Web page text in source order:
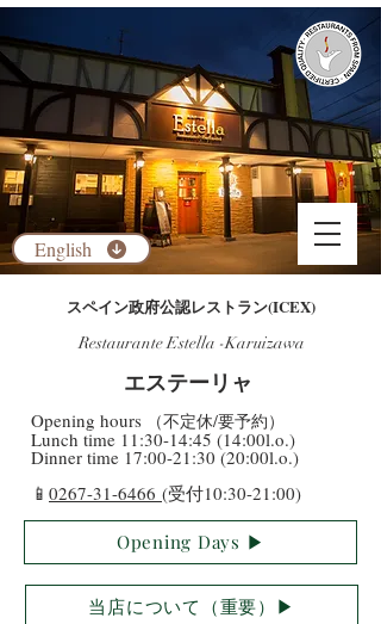
​スペイン政府公認レストラン(ICEX)
Restaurante Estella -Karuizawa
​エステーリャ
​Opening hours （不定休/要予約）
​Lunch time 11:30-14:45 (14:00l.o.)
Dinner time 17:00-21:30 (20:00l.o.)
​📱 0267-31-6466 (受付10:30-21:00)
Opening Days ▶︎
当店について（重要）▶︎
English